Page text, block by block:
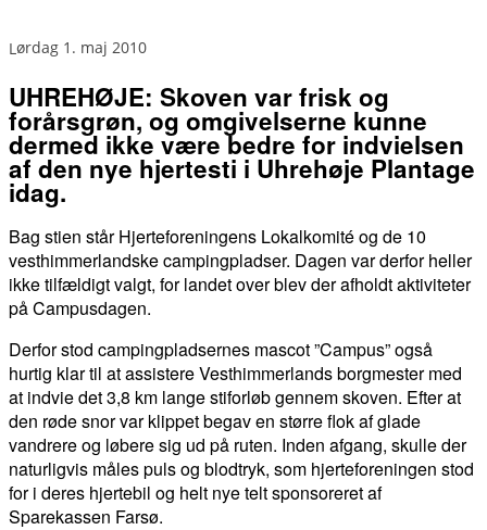
lørdag 1. maj 2010
UHREHØJE: Skoven var frisk og
forårsgrøn, og omgivelserne kunne
dermed ikke være bedre for indvielsen
af den nye hjertesti i Uhrehøje Plantage
idag.
Bag stien står Hjerteforeningens Lokalkomité og de 10
vesthimmerlandske campingpladser. Dagen var derfor heller
ikke tilfældigt valgt, for landet over blev der afholdt aktiviteter
på Campusdagen.
Derfor stod campingpladsernes mascot ”Campus” også
hurtig klar til at assistere Vesthimmerlands borgmester med
at indvie det 3,8 km lange stiforløb gennem skoven. Efter at
den røde snor var klippet begav en større flok af glade
vandrere og løbere sig ud på ruten. Inden afgang, skulle der
naturligvis måles puls og blodtryk, som hjerteforeningen stod
for i deres hjertebil og helt nye telt sponsoreret af
Sparekassen Farsø.